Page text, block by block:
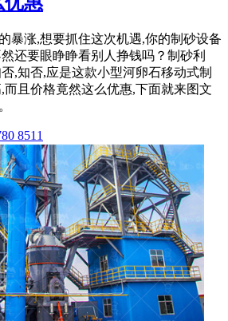
暴涨,想要抓住这次机遇,你的制砂设备
还要眼睁睁看别人挣钱吗？制砂利
,知否,应是这款小型河卵石移动式制
而且价格竟然这么优惠,下面就来图文
8511